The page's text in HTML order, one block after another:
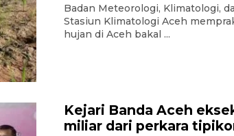
Badan Meteorologi, Klimatologi,
Stasiun Klimatologi Aceh
hujan di Aceh bakal ...
Kejari Banda Aceh
miliar dari perkara